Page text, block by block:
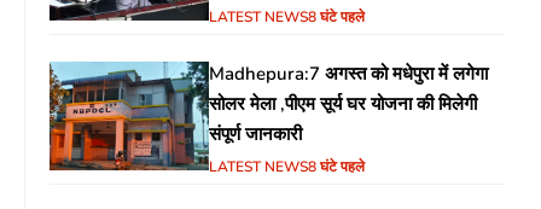
आयोजन
LATEST NEWS8 घंटे पहले
Madhepura:7 अगस्त को मधेपुरा में लगेगा
सोलर मेला ,पीएम सूर्य घर योजना की मिलेगी
संपूर्ण जानकारी
LATEST NEWS8 घंटे पहले